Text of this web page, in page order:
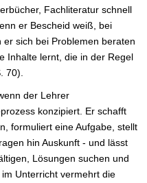
Fachliteratur schnell
er Bescheid weiß, bei
sich bei Problemen beraten
Inhalte lernt, die in der Regel
70).
der Lehrer
konzipiert. Er schafft
formuliert eine Aufgabe, stellt
hin Auskunft - und lässt
Lösungen suchen und
Unterricht vermehrt die